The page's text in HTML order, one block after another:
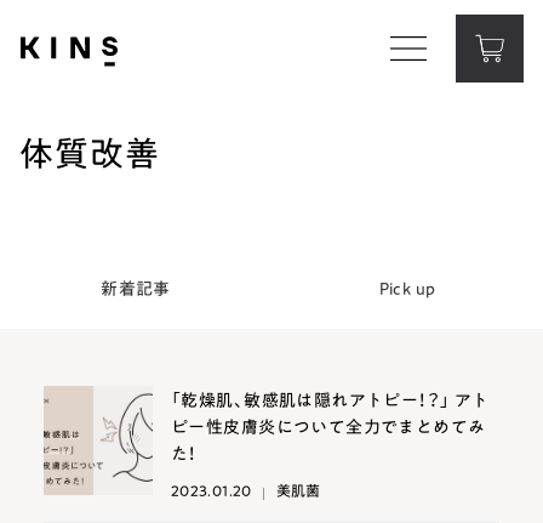
体質改善
新着記事 Pick up
2023.01.20 美肌菌
「乾燥肌、敏感肌は隠れアトピー！？」 アト
ピー性皮膚炎について全力でまとめてみ
た！